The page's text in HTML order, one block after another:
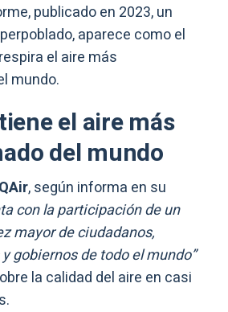
publicado en 2023, un
aparece como el
el aire más
mundo.
el aire más
del mundo
, según informa en su
con la participación de un
mayor de ciudadanos,
gobiernos de todo el mundo”
la calidad del aire en casi